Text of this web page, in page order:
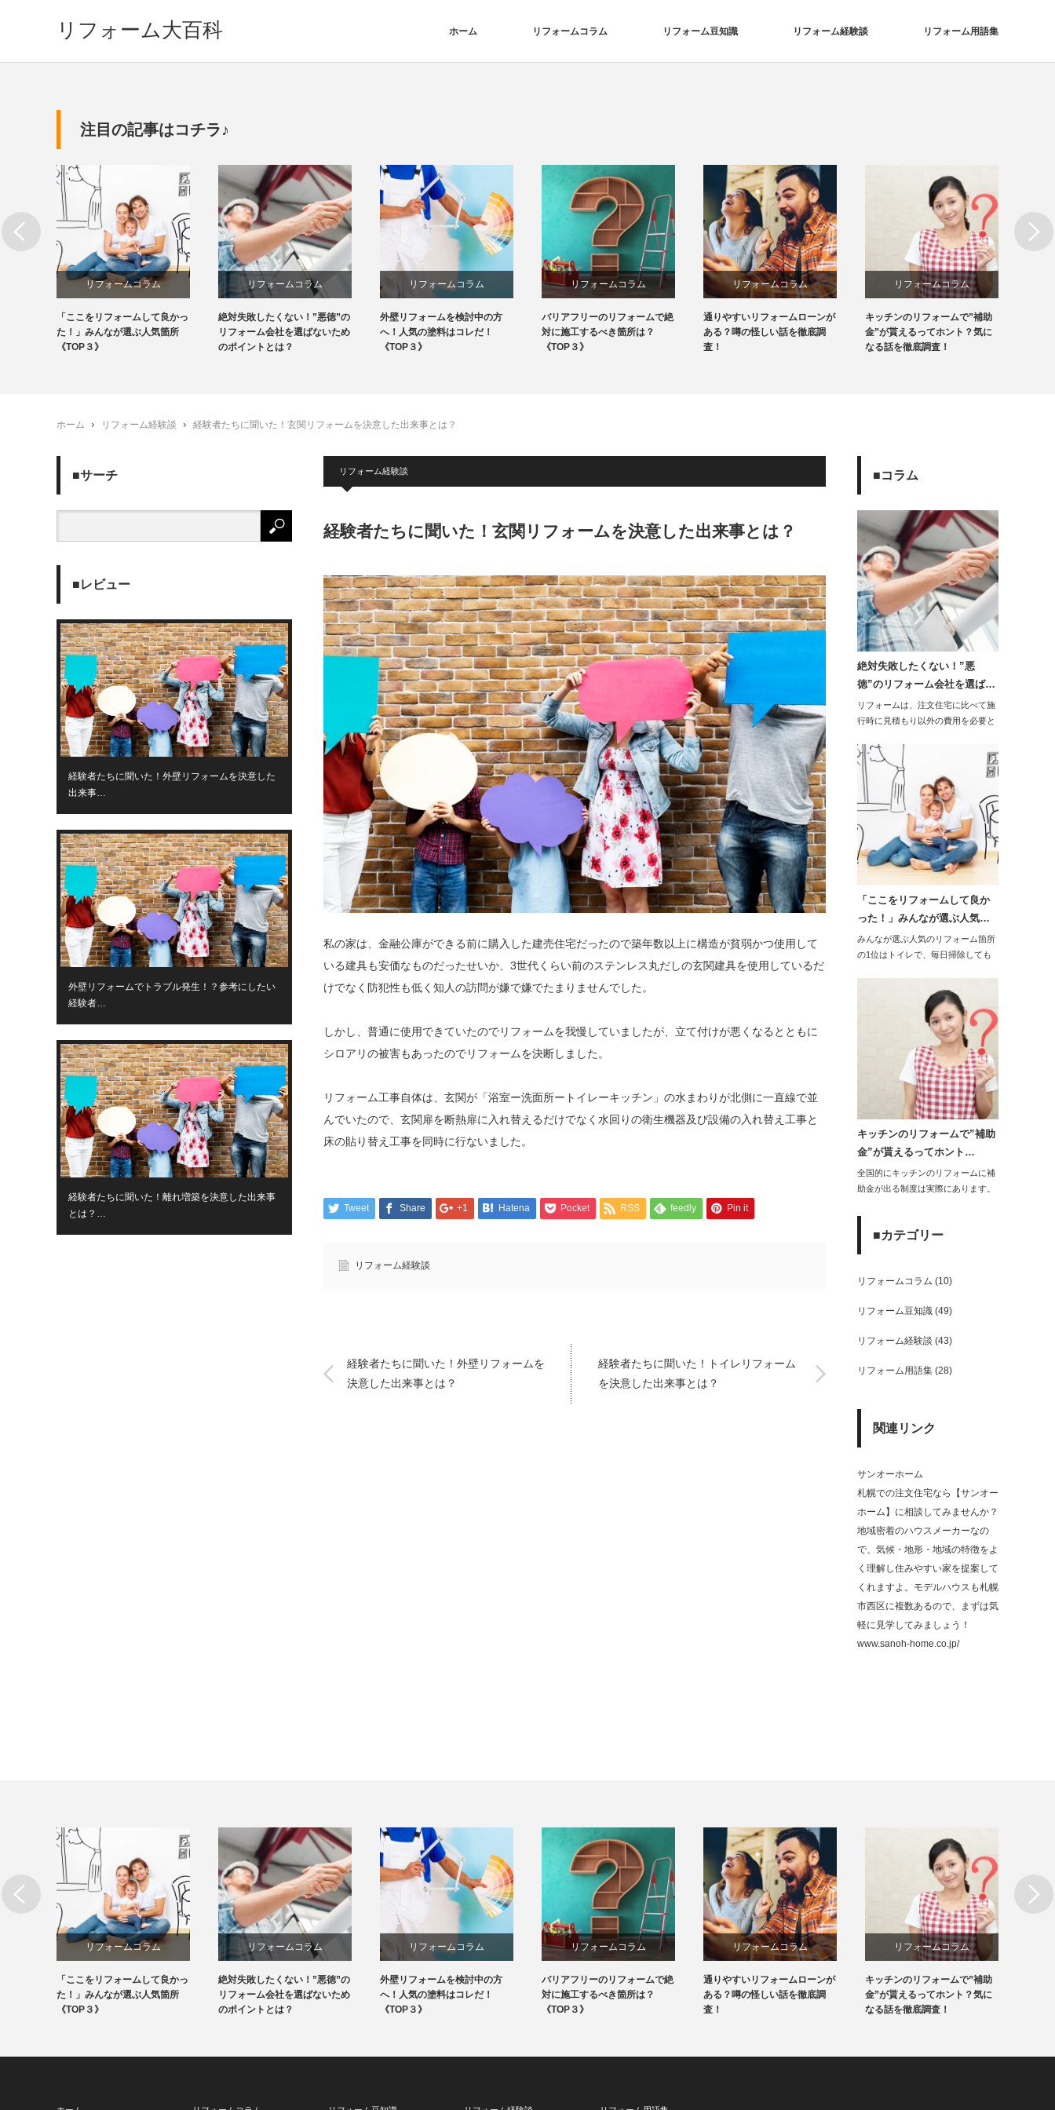
リフォーム大百科 ホーム リフォームコラム リフォーム豆知識 リフォーム経験談 リフォーム用語集
注目の記事はコチラ♪
リフォームコラム
「ここをリフォームして良かっ
た！」みんなが選ぶ人気箇所
《TOP３》
リフォームコラム
絶対失敗したくない！”悪徳”の
リフォーム会社を選ばないため
のポイントとは？
リフォームコラム
外壁リフォームを検討中の方
へ！人気の塗料はコレだ！
《TOP３》
リフォームコラム
バリアフリーのリフォームで絶
対に施工するべき箇所は？
《TOP３》
リフォームコラム
通りやすいリフォームローンが
ある？噂の怪しい話を徹底調
査！
リフォームコラム
キッチンのリフォームで”補助
金”が貰えるってホント？気に
なる話を徹底調査！
ホーム リフォーム経験談 経験者たちに聞いた！玄関リフォームを決意した出来事とは？
リフォーム経験談
経験者たちに聞いた！玄関リフォームを決意した出来事とは？
私の家は、金融公庫ができる前に購入した建売住宅だったので築年数以上に構造が貧弱かつ使用して
いる建具も安価なものだったせいか、3世代くらい前のステンレス丸だしの玄関建具を使用しているだ
けでなく防犯性も低く知人の訪問が嫌で嫌でたまりませんでした。
しかし、普通に使用できていたのでリフォームを我慢していましたが、立て付けが悪くなるとともに
シロアリの被害もあったのでリフォームを決断しました。
リフォーム工事自体は、玄関が「浴室ー洗面所ートイレーキッチン」の水まわりが北側に一直線で並
んでいたので、玄関扉を断熱扉に入れ替えるだけでなく水回りの衛生機器及び設備の入れ替え工事と
床の貼り替え工事を同時に行ないました。
Tweet Share +1 Hatena Pocket RSS feedly Pin it
リフォーム経験談
経験者たちに聞いた！外壁リフォームを
決意した出来事とは？
経験者たちに聞いた！トイレリフォーム
を決意した出来事とは？
■サーチ
■レビュー
経験者たちに聞いた！外壁リフォームを決意した
出来事…
外壁リフォームでトラブル発生！？参考にしたい
経験者…
経験者たちに聞いた！離れ増築を決意した出来事
とは？…
■コラム
絶対失敗したくない！”悪
徳”のリフォーム会社を選ば…
リフォームは、注文住宅に比べて施
行時に見積もり以外の費用を必要と
「ここをリフォームして良か
った！」みんなが選ぶ人気…
みんなが選ぶ人気のリフォーム箇所
の1位はトイレで、毎日掃除しても
キッチンのリフォームで”補助
金”が貰えるってホント…
全国的にキッチンのリフォームに補
助金が出る制度は実際にあります。
■カテゴリー
リフォームコラム (10)
リフォーム豆知識 (49)
リフォーム経験談 (43)
リフォーム用語集 (28)
関連リンク
サンオーホーム
札幌での注文住宅なら【サンオー
ホーム】に相談してみませんか？
地域密着のハウスメーカーなの
で、気候・地形・地域の特徴をよ
く理解し住みやすい家を提案して
くれますよ。モデルハウスも札幌
市西区に複数あるので、まずは気
軽に見学してみましょう！
www.sanoh-home.co.jp/
リフォームコラム
「ここをリフォームして良かっ
た！」みんなが選ぶ人気箇所
《TOP３》
リフォームコラム
絶対失敗したくない！”悪徳”の
リフォーム会社を選ばないため
のポイントとは？
リフォームコラム
外壁リフォームを検討中の方
へ！人気の塗料はコレだ！
《TOP３》
リフォームコラム
バリアフリーのリフォームで絶
対に施工するべき箇所は？
《TOP３》
リフォームコラム
通りやすいリフォームローンが
ある？噂の怪しい話を徹底調
査！
リフォームコラム
キッチンのリフォームで”補助
金”が貰えるってホント？気に
なる話を徹底調査！